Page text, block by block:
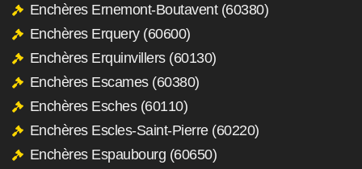
Enchères Ernemont-Boutavent (60380)
Enchères Erquery (60600)
Enchères Erquinvillers (60130)
Enchères Escames (60380)
Enchères Esches (60110)
Enchères Escles-Saint-Pierre (60220)
Enchères Espaubourg (60650)